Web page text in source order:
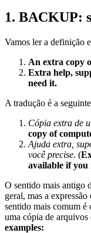
1. BACKUP:
Vamos ler a definição
An extra copy
Extra help,
need it.
A tradução é a
Cópia extra de
copy of
Ajuda extra,
você precise. (
available if you
O sentido mais antigo
geral, mas a
sentido mais comum é
uma cópia de arquivos
examples: